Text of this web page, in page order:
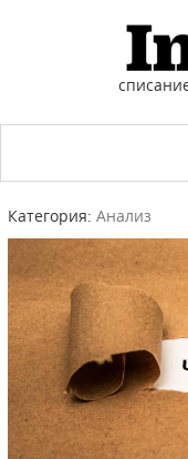
Категория: Анализ